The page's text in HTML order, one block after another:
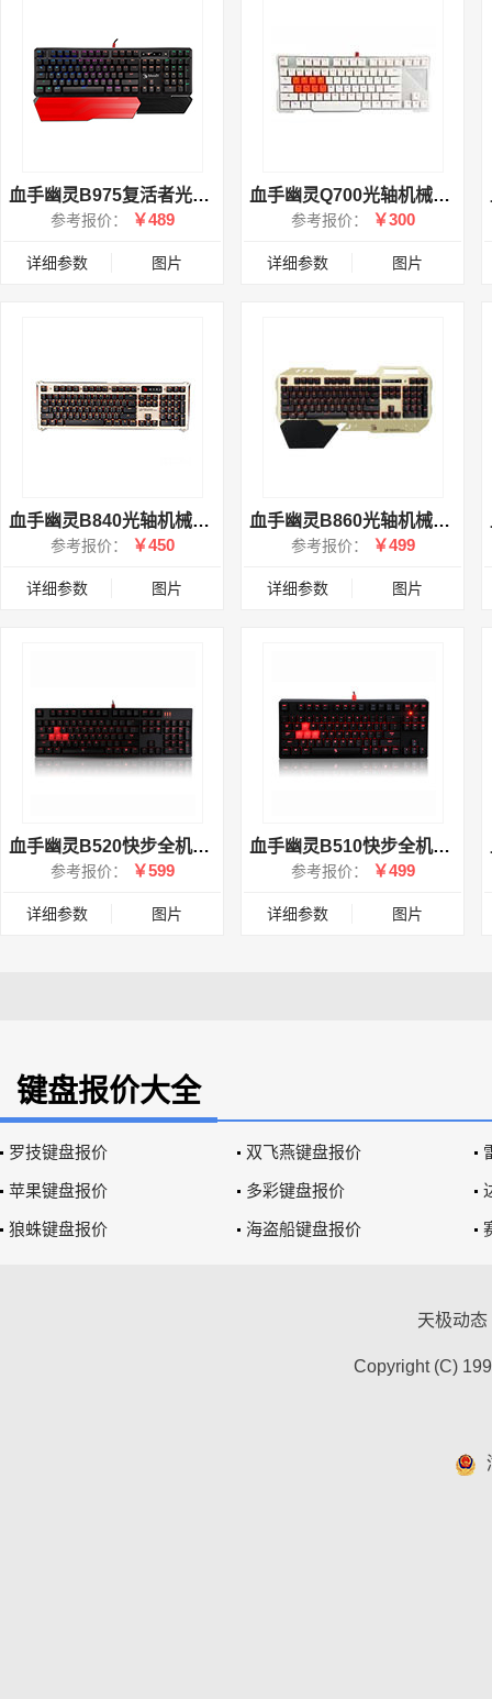
血手幽灵B975复活者光轴三代RGB机械键盘
参考报价： ￥489
详细参数 图片
血手幽灵Q700光轴机械键盘
参考报价： ￥300
详细参数 图片
血手幽灵B840光轴机械键盘
参考报价： ￥450
详细参数 图片
血手幽灵B860光轴机械键盘
参考报价： ￥499
详细参数 图片
血手幽灵B520快步全机械炫光键盘
参考报价： ￥599
详细参数 图片
血手幽灵B510快步全机械炫光键盘
参考报价： ￥499
详细参数 图片
键盘报价大全
罗技键盘报价 双飞燕键盘报价
苹果键盘报价 多彩键盘报价
狼蛛键盘报价 海盗船键盘报价
天极动态
Copyright (C)